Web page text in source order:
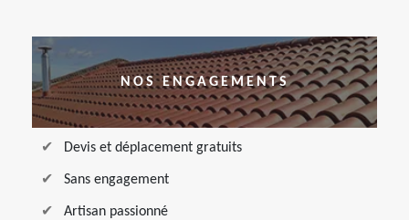
NOS ENGAGEMENTS
Devis et déplacement gratuits
Sans engagement
Artisan passionné